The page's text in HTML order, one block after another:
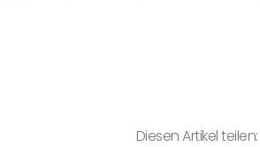
Diesen Artikel teilen: